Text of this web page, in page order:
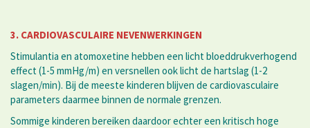
3. CARDIOVASCULAIRE NEVENWERKINGEN
Stimulantia en atomoxetine hebben een licht bloeddrukverhogend
effect (1-5 mmHg/m) en versnellen ook licht de hartslag (1-2
slagen/min). Bij de meeste kinderen blijven de cardiovasculaire
parameters daarmee binnen de normale grenzen.
Sommige kinderen bereiken daardoor echter een kritisch hoge